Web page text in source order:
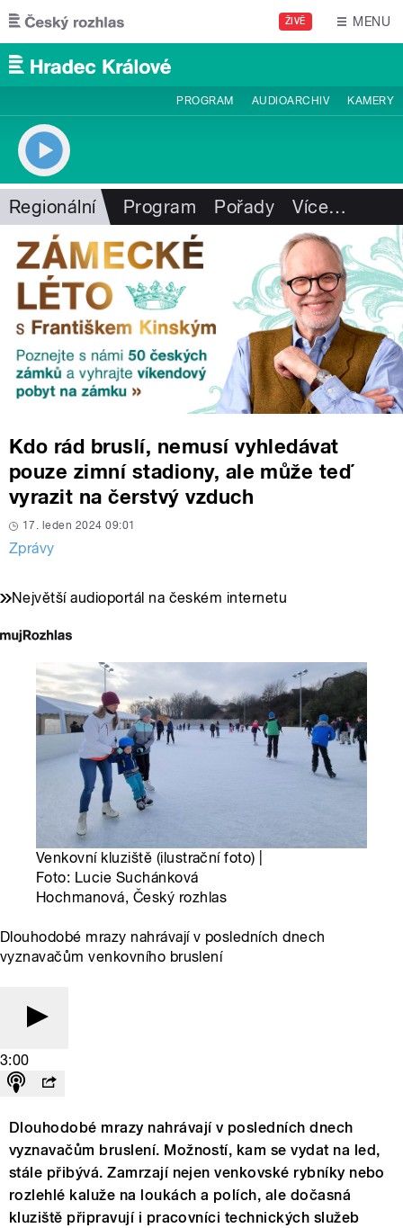
Přejít k hlavnímu obsahu
ŽIVĚ MENU
PROGRAM AUDIOARCHIV KAMERY
Regionální Program Pořady Více…
Kdo rád bruslí, nemusí vyhledávat
pouze zimní stadiony, ale může teď
vyrazit na čerstvý vzduch
17. leden 2024 09:01
Zprávy
Největší audioportál na českém internetu
Venkovní kluziště (ilustrační foto) |
Foto: Lucie Suchánková
Hochmanová, Český rozhlas
Dlouhodobé mrazy nahrávají v posledních dnech
vyznavačům venkovního bruslení
3:00
Dlouhodobé mrazy nahrávají v posledních dnech
vyznavačům bruslení. Možností, kam se vydat na led,
stále přibývá. Zamrzají nejen venkovské rybníky nebo
rozlehlé kaluže na loukách a polích, ale dočasná
kluziště připravují i pracovníci technických služeb